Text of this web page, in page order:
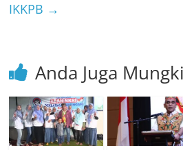
IKKPB →
Anda Juga